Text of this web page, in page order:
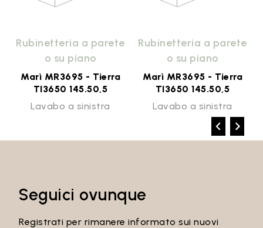
Rubinetteria a parete
o su piano
Marì MR3695 - Tierra
TI3650 145.50,5
Lavabo a sinistra
Rubinetteria a parete
o su piano
Marì MR3695 - Tierra
TI3650 145.50,5
Lavabo a sinistra
Seguici ovunque
Registrati per rimanere informato sui nuovi